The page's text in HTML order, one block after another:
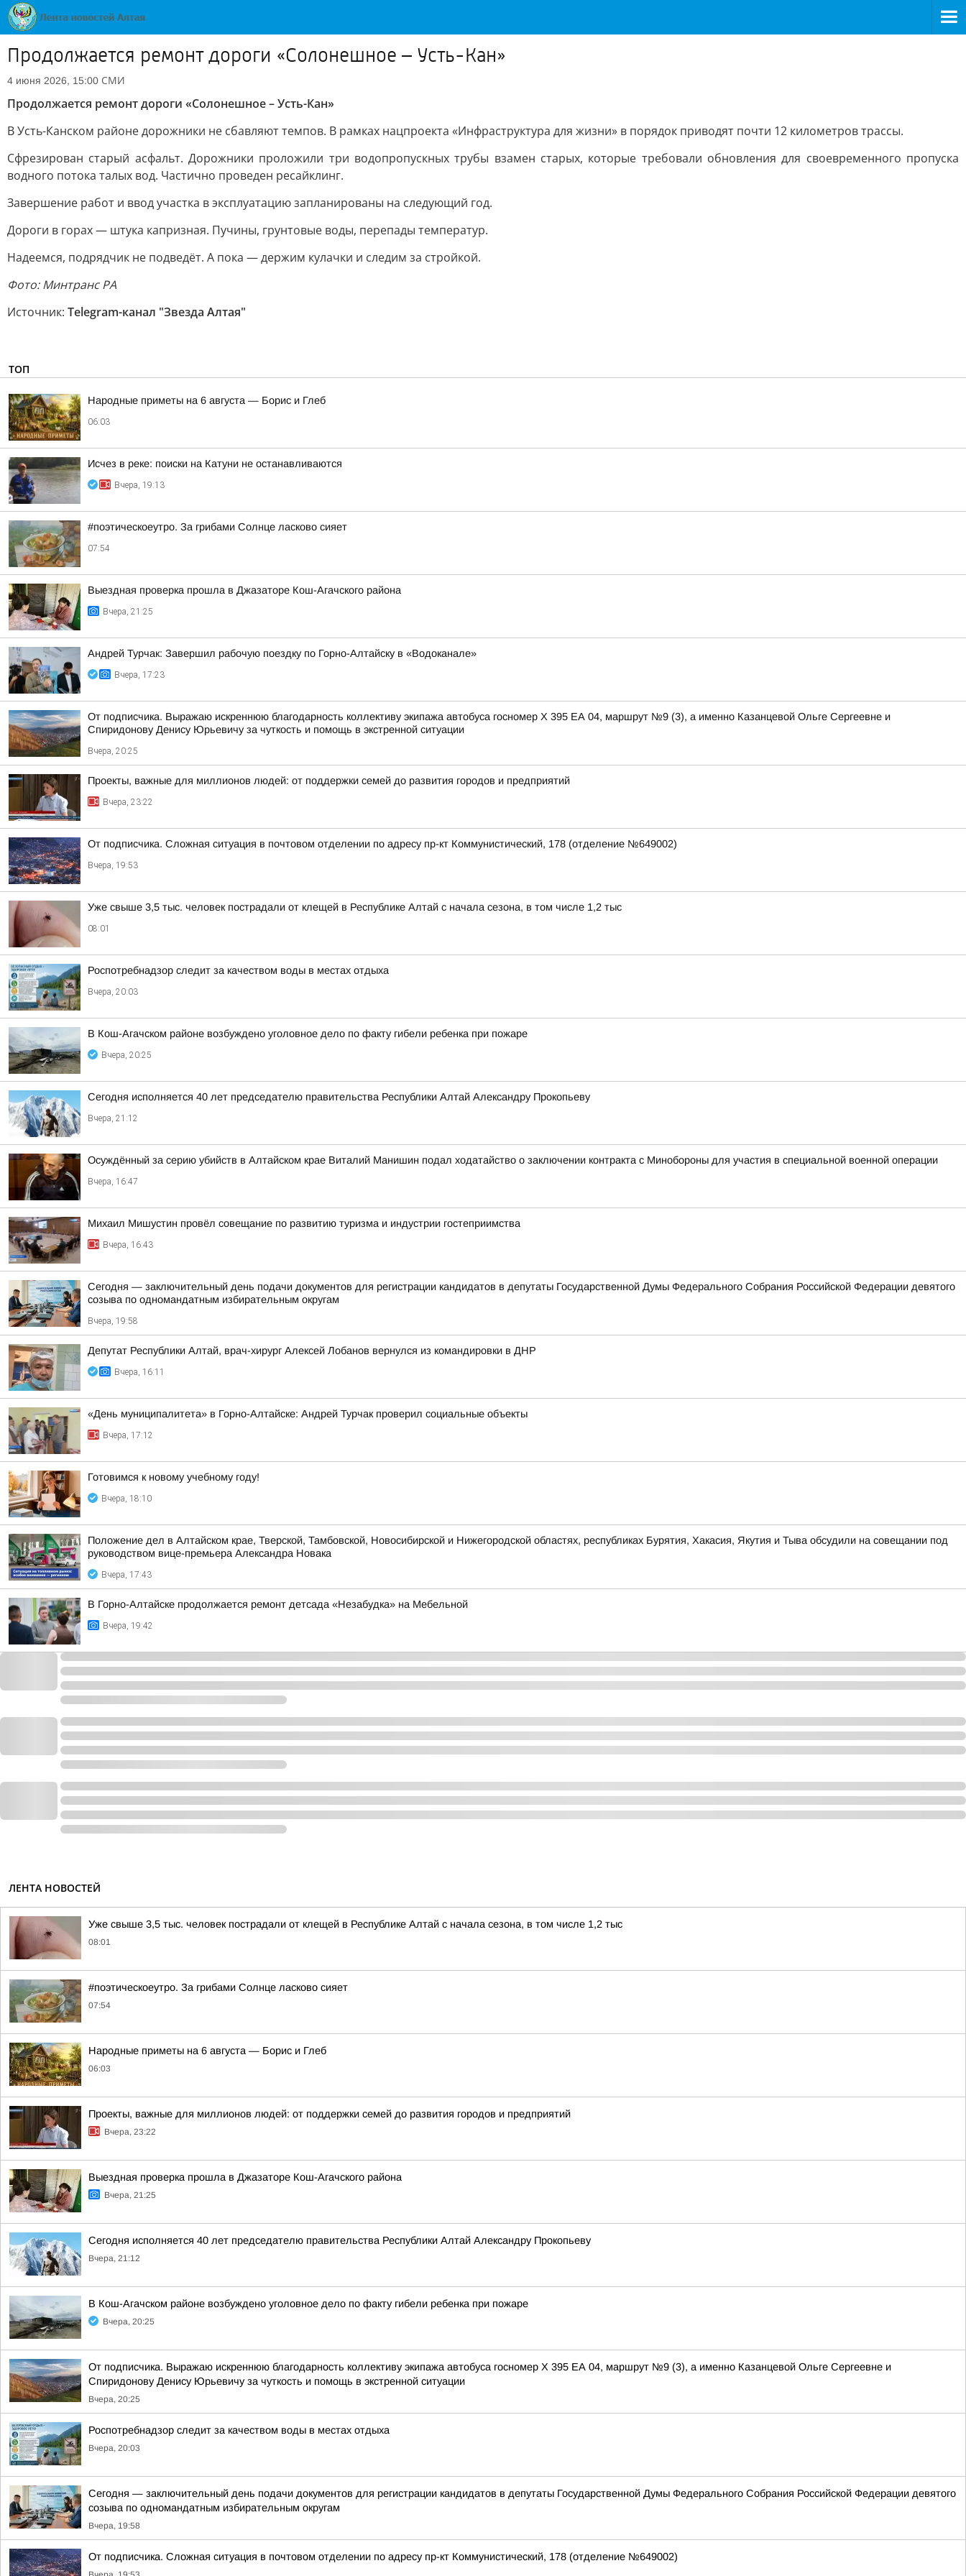
Продолжается ремонт дороги «Солонешное – Усть-Кан»
4 июня 2026, 15:00 СМИ
Продолжается ремонт дороги «Солонешное – Усть-Кан»
В Усть-Канском районе дорожники не сбавляют темпов. В рамках нацпроекта «Инфраструктура для жизни» в порядок приводят почти 12 километров трассы.
Сфрезирован старый асфальт. Дорожники проложили три водопропускных трубы взамен старых, которые требовали обновления для своевременного пропуска
водного потока талых вод. Частично проведен ресайклинг.
Завершение работ и ввод участка в эксплуатацию запланированы на следующий год.
Дороги в горах — штука капризная. Пучины, грунтовые воды, перепады температур.
Надеемся, подрядчик не подведёт. А пока — держим кулачки и следим за стройкой.
Фото: Минтранс РА
Источник: Telegram-канал "Звезда Алтая"
ТОП
Hapoдныe пpимeты нa 6 aвгуcтa — Бopиc и Глeб
06:03
Исчез в реке: поиски на Катуни не останавливаются
Вчера, 19:13
#поэтическоеутро. За грибами Солнце ласково сияет
07:54
Выездная проверка прошла в Джазаторе Кош-Агачского района
Вчера, 21:25
Андрей Турчак: Завершил рабочую поездку по Горно-Алтайску в «Водоканале»
Вчера, 17:23
От подписчика. Выражаю искреннюю благодарность коллективу экипажа автобуса госномер X 395 ЕА 04, маршрут №9 (3), а именно Казанцевой Ольге Сергеевне и
Спиридонову Денису Юрьевичу за чуткость и помощь в экстренной ситуации
Вчера, 20:25
Проекты, важные для миллионов людей: от поддержки семей до развития городов и предприятий
Вчера, 23:22
От подписчика. Сложная ситуация в почтовом отделении по адресу пр-кт Коммунистический, 178 (отделение №649002)
Вчера, 19:53
Уже свыше 3,5 тыс. человек пострадали от клещей в Республике Алтай с начала сезона, в том числе 1,2 тыс
08:01
Роспотребнадзор следит за качеством воды в местах отдыха
Вчера, 20:03
В Кош-Агачском районе возбуждено уголовное дело по факту гибели ребенка при пожаре
Вчера, 20:25
Сегодня исполняется 40 лет председателю правительства Республики Алтай Александру Прокопьеву
Вчера, 21:12
Осуждённый за серию убийств в Алтайском крае Виталий Манишин подал ходатайство о заключении контракта с Минобороны для участия в специальной военной операции
Вчера, 16:47
Михаил Мишустин провёл совещание по развитию туризма и индустрии гостеприимства
Вчера, 16:43
Сегодня — заключительный день подачи документов для регистрации кандидатов в депутаты Государственной Думы Федерального Собрания Российской Федерации девятого
созыва по одномандатным избирательным округам
Вчера, 19:58
Депутат Республики Алтай, врач-хирург Алексей Лобанов вернулся из командировки в ДНР
Вчера, 16:11
«День муниципалитета» в Горно-Алтайске: Андрей Турчак проверил социальные объекты
Вчера, 17:12
Готовимся к новому учебному году!
Вчера, 18:10
Положение дел в Алтайском крае, Тверской, Тамбовской, Новосибирской и Нижегородской областях, республиках Бурятия, Хакасия, Якутия и Тыва обсудили на совещании под
руководством вице-премьера Александра Новака
Вчера, 17:43
В Горно-Алтайске продолжается ремонт детсада «Незабудка» на Мебельной
Вчера, 19:42
ЛЕНТА НОВОСТЕЙ
Уже свыше 3,5 тыс. человек пострадали от клещей в Республике Алтай с начала сезона, в том числе 1,2 тыс
08:01
#поэтическоеутро. За грибами Солнце ласково сияет
07:54
Hapoдныe пpимeты нa 6 aвгуcтa — Бopиc и Глeб
06:03
Проекты, важные для миллионов людей: от поддержки семей до развития городов и предприятий
Вчера, 23:22
Выездная проверка прошла в Джазаторе Кош-Агачского района
Вчера, 21:25
Сегодня исполняется 40 лет председателю правительства Республики Алтай Александру Прокопьеву
Вчера, 21:12
В Кош-Агачском районе возбуждено уголовное дело по факту гибели ребенка при пожаре
Вчера, 20:25
От подписчика. Выражаю искреннюю благодарность коллективу экипажа автобуса госномер X 395 ЕА 04, маршрут №9 (3), а именно Казанцевой Ольге Сергеевне и
Спиридонову Денису Юрьевичу за чуткость и помощь в экстренной ситуации
Вчера, 20:25
Роспотребнадзор следит за качеством воды в местах отдыха
Вчера, 20:03
Сегодня — заключительный день подачи документов для регистрации кандидатов в депутаты Государственной Думы Федерального Собрания Российской Федерации девятого
созыва по одномандатным избирательным округам
Вчера, 19:58
От подписчика. Сложная ситуация в почтовом отделении по адресу пр-кт Коммунистический, 178 (отделение №649002)